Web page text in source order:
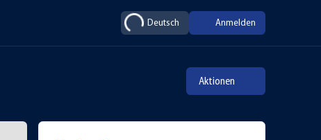
Deutsch Anmelden
Aktionen